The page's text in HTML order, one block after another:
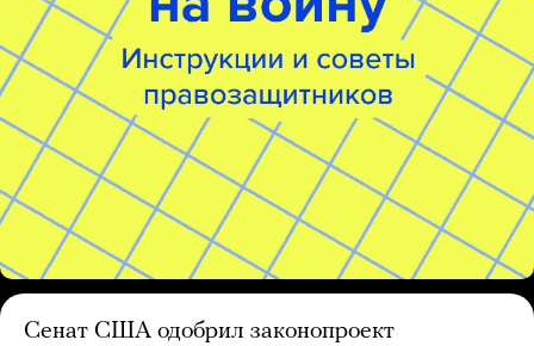
Сенат США одобрил законопроект